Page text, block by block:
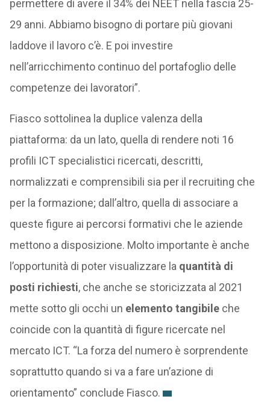
permettere di avere il 34% dei NEET nella fascia 25-
29 anni. Abbiamo bisogno di portare più giovani
laddove il lavoro c’è. E poi investire
nell’arricchimento continuo del portafoglio delle
competenze dei lavoratori”.
Fiasco sottolinea la duplice valenza della
piattaforma: da un lato, quella di rendere noti 16
profili ICT specialistici ricercati, descritti,
normalizzati e comprensibili sia per il recruiting che
per la formazione; dall’altro, quella di associare a
queste figure ai percorsi formativi che le aziende
mettono a disposizione. Molto importante è anche
l’opportunità di poter visualizzare la quantità di
posti richiesti, che anche se storicizzata al 2021
mette sotto gli occhi un elemento tangibileche
coincide con la quantità di figure ricercate nel
mercato ICT. “La forza del numero è sorprendente
soprattutto quando si va a fare un’azione di
orientamento” conclude Fiasco.